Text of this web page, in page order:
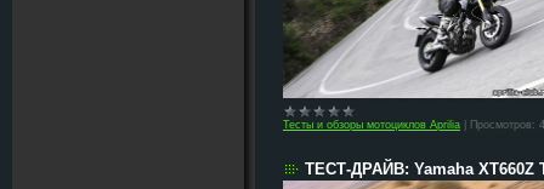
Тесты и обзоры мотоциклов Aprilia Просмотров:
ТЕСТ-ДРАЙВ: Yamaha XT660Z